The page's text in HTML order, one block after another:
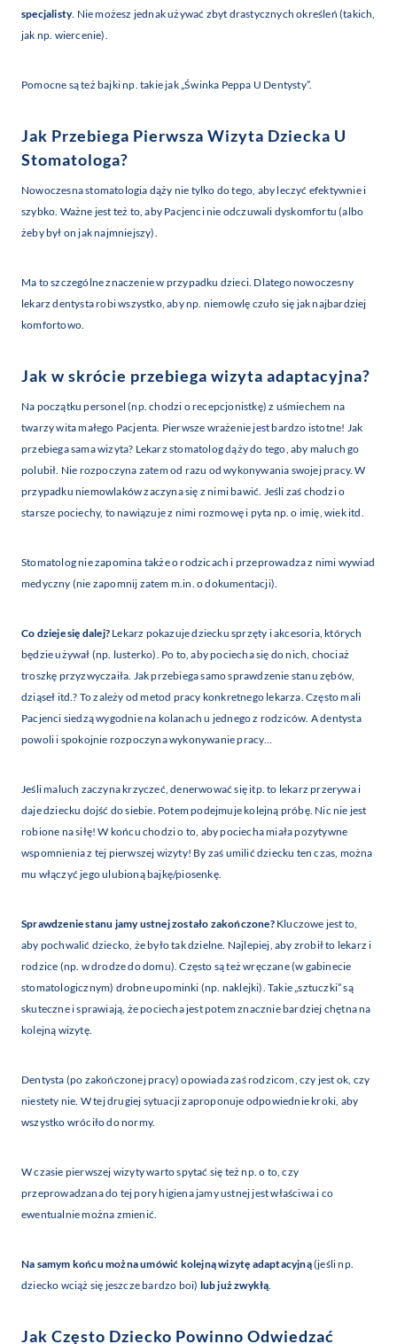
specjalisty. Nie możesz jednak używać zbyt drastycznych określeń (takich,
jak np. wiercenie).
Pomocne są też bajki np. takie jak „Świnka Peppa U Dentysty”.
Jak Przebiega Pierwsza Wizyta Dziecka U
Stomatologa?
Nowoczesna stomatologia dąży nie tylko do tego, aby leczyć efektywnie i
szybko. Ważne jest też to, aby Pacjenci nie odczuwali dyskomfortu (albo
żeby był on jak najmniejszy).
Ma to szczególne znaczenie w przypadku dzieci. Dlatego nowoczesny
lekarz dentysta robi wszystko, aby np. niemowlę czuło się jak najbardziej
komfortowo.
Jak w skrócie przebiega wizyta adaptacyjna?
Na początku personel (np. chodzi o recepcjonistkę) z uśmiechem na
twarzy wita małego Pacjenta. Pierwsze wrażenie jest bardzo istotne! Jak
przebiega sama wizyta? Lekarz stomatolog dąży do tego, aby maluch go
polubił. Nie rozpoczyna zatem od razu od wykonywania swojej pracy. W
przypadku niemowlaków zaczyna się z nimi bawić. Jeśli zaś chodzi o
starsze pociechy, to nawiązuje z nimi rozmowę i pyta np. o imię, wiek itd.
Stomatolog nie zapomina także o rodzicach i przeprowadza z nimi wywiad
medyczny (nie zapomnij zatem m.in. o dokumentacji).
Co dzieje się dalej? Lekarz pokazuje dziecku sprzęty i akcesoria, których
będzie używał (np. lusterko). Po to, aby pociecha się do nich, chociaż
troszkę przyzwyczaiła. Jak przebiega samo sprawdzenie stanu zębów,
dziąseł itd.? To zależy od metod pracy konkretnego lekarza. Często mali
Pacjenci siedzą wygodnie na kolanach u jednego z rodziców. A dentysta
powoli i spokojnie rozpoczyna wykonywanie pracy…
Jeśli maluch zaczyna krzyczeć, denerwować się itp. to lekarz przerywa i
daje dziecku dojść do siebie. Potem podejmuje kolejną próbę. Nic nie jest
robione na siłę! W końcu chodzi o to, aby pociecha miała pozytywne
wspomnienia z tej pierwszej wizyty! By zaś umilić dziecku ten czas, można
mu włączyć jego ulubioną bajkę/piosenkę.
Sprawdzenie stanu jamy ustnej zostało zakończone?Kluczowe jest to,
aby pochwalić dziecko, że było tak dzielne. Najlepiej, aby zrobił to lekarz i
rodzice (np. w drodze do domu). Często są też wręczane (w gabinecie
stomatologicznym) drobne upominki (np. naklejki). Takie „sztuczki” są
skuteczne i sprawiają, że pociecha jest potem znacznie bardziej chętna na
kolejną wizytę.
Dentysta (po zakończonej pracy) opowiada zaś rodzicom, czy jest ok, czy
niestety nie. W tej drugiej sytuacji zaproponuje odpowiednie kroki, aby
wszystko wróciło do normy.
W czasie pierwszej wizyty warto spytać się też np. o to, czy
przeprowadzana do tej pory higiena jamy ustnej jest właściwa i co
ewentualnie można zmienić.
Na samym końcu można umówić kolejną wizytę adaptacyjną(jeśli np.
dziecko wciąż się jeszcze bardzo boi) lub już zwykłą.
Jak Często Dziecko Powinno Odwiedzać